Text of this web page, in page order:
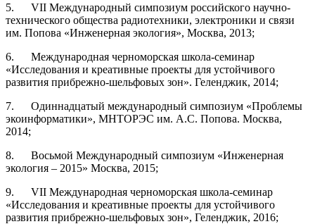
5. VII Международный симпозиум российского научно-
технического общества радиотехники, электроники и связи
им. Попова «Инженерная экология», Москва, 2013;
6. Международная черноморская школа-семинар
«Исследования и креативные проекты для устойчивого
развития прибрежно-шельфовых зон». Геленджик, 2014;
7. Одиннадцатый международный симпозиум «Проблемы
экоинформатики», МНТОРЭС им. А.С. Попова. Москва,
2014;
8. Восьмой Международный симпозиум «Инженерная
экология – 2015» Москва, 2015;
9. VII Международная черноморская школа-семинар
«Исследования и креативные проекты для устойчивого
развития прибрежно-шельфовых зон», Геленджик, 2016;